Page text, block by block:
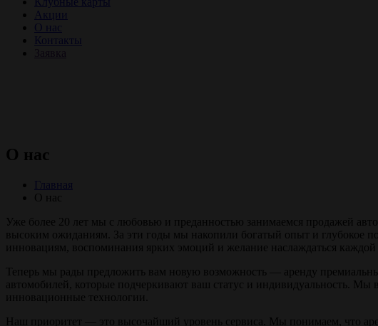
Акции
О нас
Контакты
О нас
Главная
О нас
Уже более 20 лет мы с любовью и преданностью занимаемся продажей
высоким ожиданиям. За эти годы мы накопили богатый опыт и глубокое
инновациям, воспоминания ярких эмоций и желание наслаждаться каждой
Теперь мы рады предложить вам новую возможность — аренду
автомобилей, которые подчеркивают ваш статус и индивидуальность.
инновационные технологии.
Наш приоритет — это высочайший уровень сервиса. Мы понимаем, что